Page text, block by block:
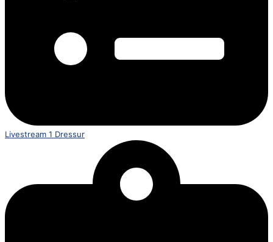
Livestream 1 Dressur